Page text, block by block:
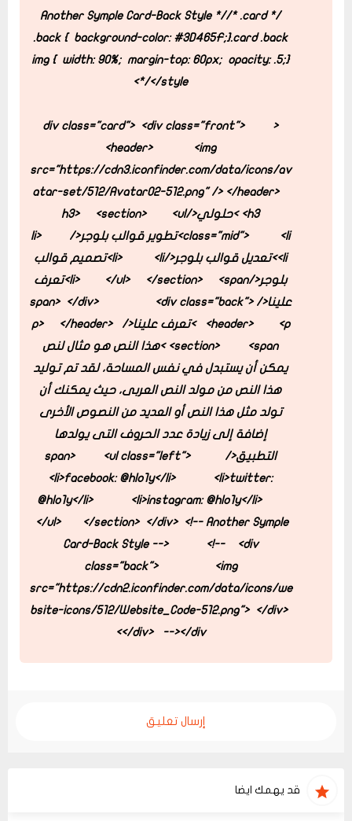
/* Another Symple Card-Back Style */
/* .card
.back {background-color: #3D465F;}.card .back
img {width: 90%;margin-top: 60px;opacity: .5;}
*/</style>
<div class="card">
<div class="front">
<header><img
src="https://cdn3.iconfinder.com/data/icons/av
atar-set/512/Avatar02-512.png" /> </header>
<h3>حلولي</h3>
<section><ul
class="mid"><li>تطوير قوالب بلوجر</li>
<li>تعديل قوالب بلوجر</li>
<li>تصميم قوالب
بلوجر</li>
</ul></section>
<span>تعرف
علينا</span>
</div>
<div class="back">
<header><p>تعرف علينا</p>
</header>
<section><span>هذا النص هو مثال لنص
يمكن أن يستبدل في نفس المساحة، لقد تم توليد
هذا النص من مولد النص العربى، حيث يمكنك أن
تولد مثل هذا النص أو العديد من النصوص الأخرى
إضافة إلى زيادة عدد الحروف التى يولدها
التطبيق</span>
<ul class="left">
<li>facebook: @hlo1y</li><li>twitter:
@hlo1y</li><li>instagram: @hlo1y</li>
</ul></section></div><!-- Another Symple
Card-Back Style --><!-- <div
class="back"><img
src="https://cdn2.iconfinder.com/data/icons/we
bsite-icons/512/Website_Code-512.png"></div>
</div> --></div>
إرسال تعليق
قد يهمك ايضا